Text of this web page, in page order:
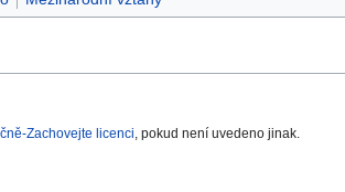
Zachovejte licenci , pokud není uvedeno jinak.